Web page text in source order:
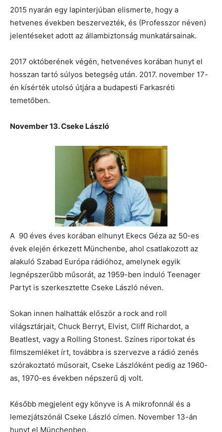
2015 nyarán egy lapinterjúban elismerte, hogy a
hetvenes években beszervezték, és (Professzor néven)
jelentéseket adott az állambiztonság munkatársainak.
2017 októberének végén, hetvenéves korában hunyt el
hosszan tartó súlyos betegség után. 2017. november 17-
én kísérték utolsó útjára a budapesti Farkasréti
temetőben.
November 13. Cseke László
A 90 éves éves korában elhunyt Ekecs Géza az 50-es
évek elején érkezett Münchenbe, ahol csatlakozott az
alakuló Szabad Európa rádióhoz, amelynek egyik
legnépszerűbb műsorát, az 1959-ben induló Teenager
Partyt is szerkesztette Cseke László néven.
Sokan innen halhatták először a rock and roll
világsztárjait, Chuck Berryt, Elvist, Cliff Richardot, a
Beatlest, vagy a Rolling Stonest. Színes riportokat és
filmszemléket írt, továbbra is szervezve a rádió zenés
szórakoztató műsorait, Cseke Lászlóként pedig az 1960-
as, 1970-es években népszerű dj volt.
Később megjelent egy könyve is A mikrofonnál és a
lemezjátszónál Cseke László címen. November 13-án
hunyt el Münchenben.